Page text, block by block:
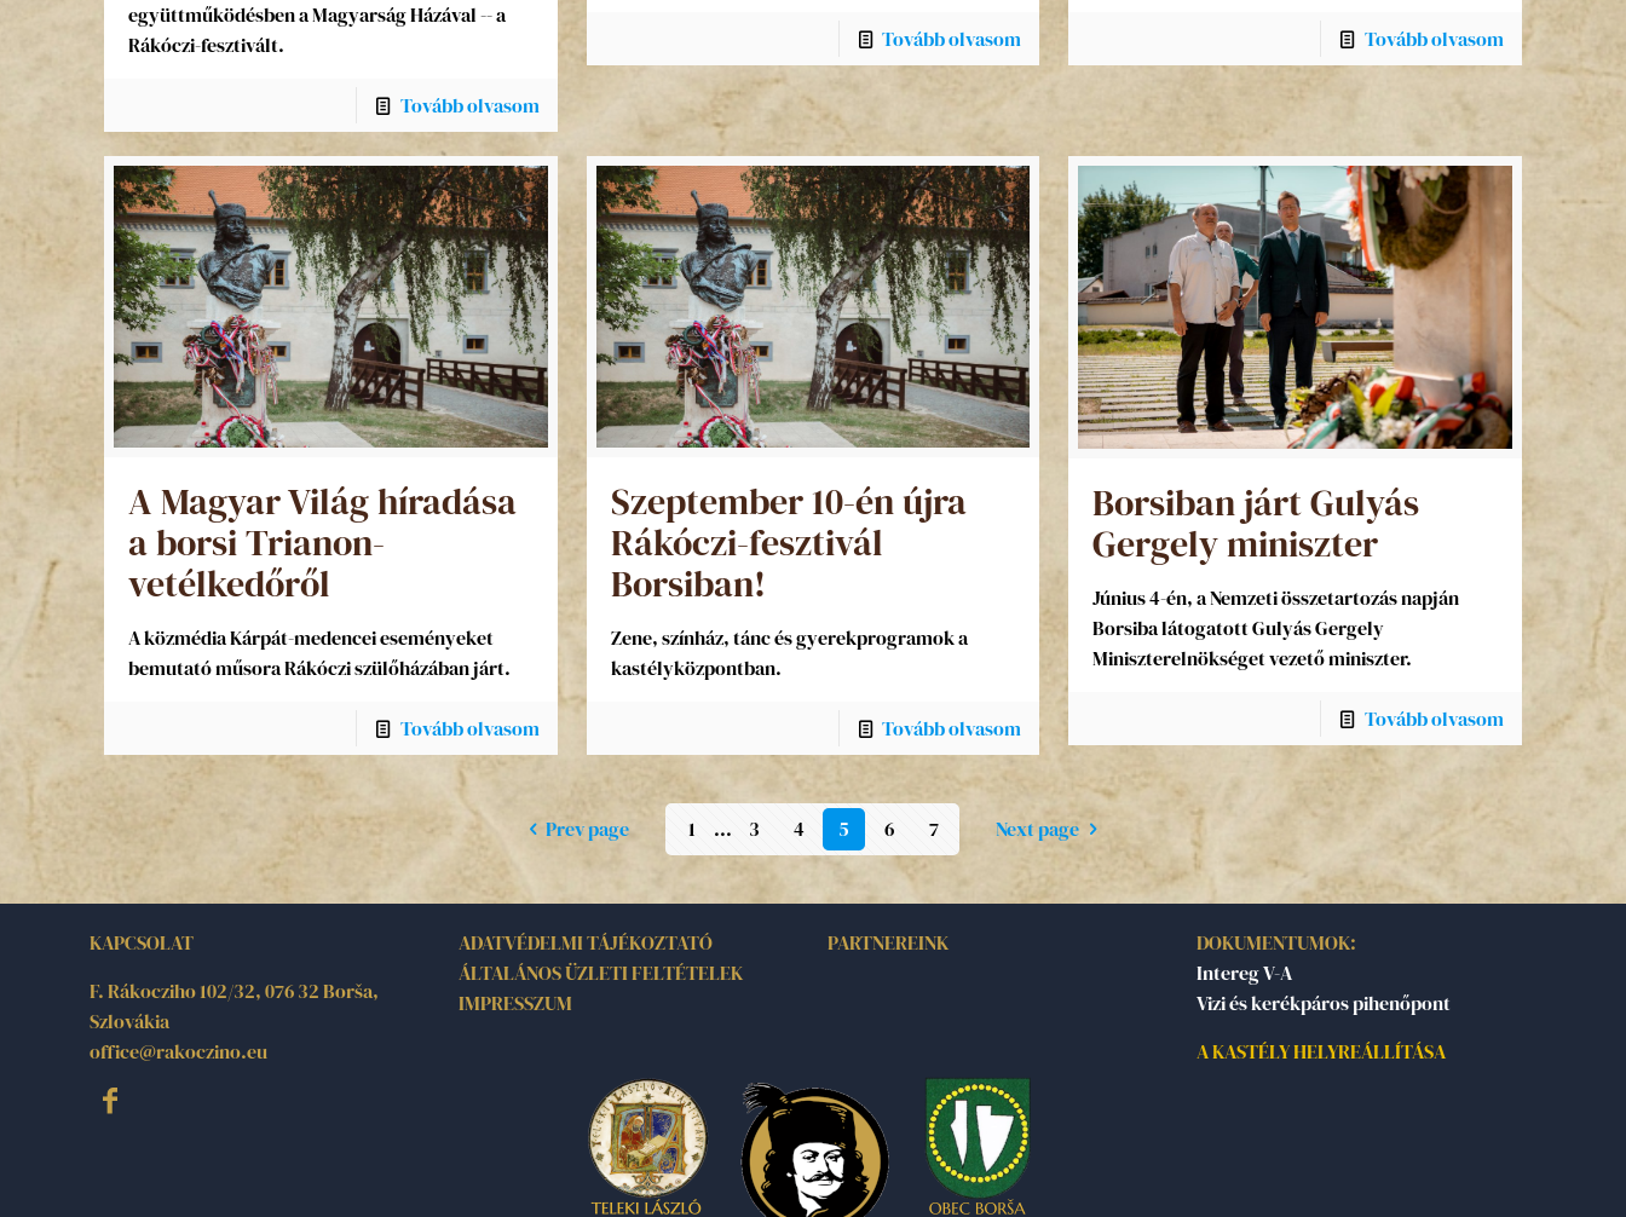
együttműködésben a Magyarság Házával -- a
Rákóczi-fesztivált.
Tovább olvasom
Tovább olvasom Tovább olvasom
A Magyar Világ híradása
a borsi Trianon-
vetélkedőről
A közmédia Kárpát-medencei eseményeket
bemutató műsora Rákóczi szülőházában járt.
Tovább olvasom
Szeptember 10-én újra
Rákóczi-fesztivál
Borsiban!
Zene, színház, tánc és gyerekprogramok a
kastélyközpontban.
Tovább olvasom
Borsiban járt Gulyás
Gergely miniszter
Június 4-én, a Nemzeti összetartozás napján
Borsiba látogatott Gulyás Gergely
Miniszterelnökséget vezető miniszter.
Tovább olvasom
Prev page 1 ... 3 4 5 6 7 Next page
KAPCSOLAT
F. Rákocziho 102/32, 076 32 Borša,
Szlovákia
office@rakoczino.eu
ADATVÉDELMI TÁJÉKOZTATÓ
ÁLTALÁNOS ÜZLETI FELTÉTELEK
IMPRESSZUM
PARTNEREINK
DOKUMENTUMOK:
Intereg V-A
Vizi és kerékpáros pihenőpont
A KASTÉLY HELYREÁLLÍTÁSA